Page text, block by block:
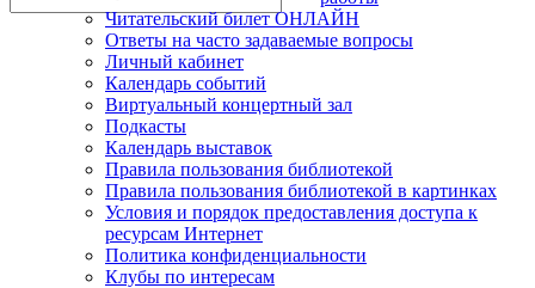
Читательский билет ОНЛАЙН
Ответы на часто задаваемые вопросы
Личный кабинет
Календарь событий
Виртуальный концертный зал
Подкасты
Календарь выставок
Правила пользования библиотекой
Правила пользования библиотекой в картинках
Условия и порядок предоставления доступа к
ресурсам Интернет
Политика конфиденциальности
Клубы по интересам